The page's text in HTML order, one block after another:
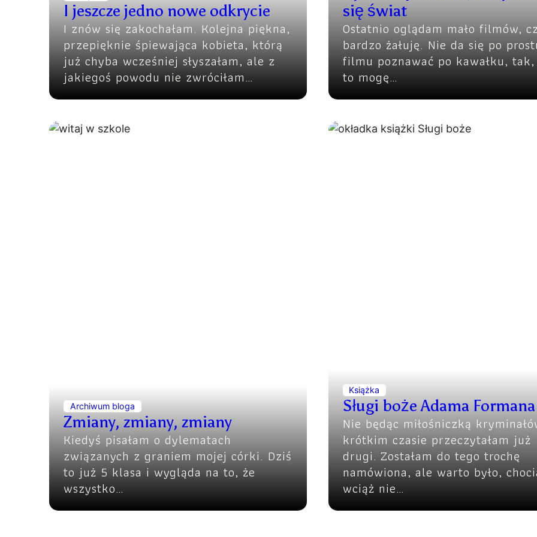
I jeszcze jedno nowe odkrycie
I znów się zakochałam. Kolejna piękna,
przepięknie śpiewająca kobieta, którą
już chyba wcześniej słyszałam, ale z
jakiegoś powodu nie zwróciłam…
się świat
Ostatnio oglądam mało filmów,
bardzo żałuję. Nie da się po
filmu poznawać po kawałku,
to mogę…
Archiwum bloga
Zmiany, zmiany, zmiany
Kiedyś pisałam o dylematach
związanych z graniem mojej córki. Dziś
to już 5 klasa i wygląda na to, że
wszystko…
Książka
Sługi boże Adama Formana
Nie będąc miłośniczką
krótkim czasie przeczytałam już
drugi. Zostałam do tego trochę
namówiona, ale warto było,
wciąż nie…